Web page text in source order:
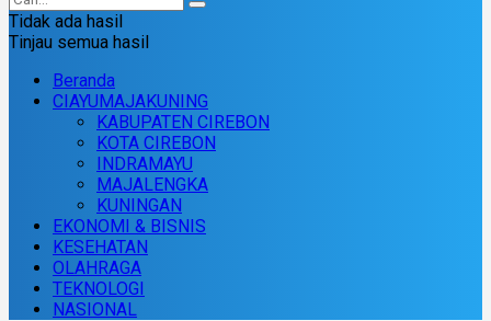
Tidak ada hasil
Tinjau semua hasil
Beranda
CIAYUMAJAKUNING
KABUPATEN CIREBON
KOTA CIREBON
INDRAMAYU
MAJALENGKA
KUNINGAN
EKONOMI & BISNIS
KESEHATAN
OLAHRAGA
TEKNOLOGI
NASIONAL